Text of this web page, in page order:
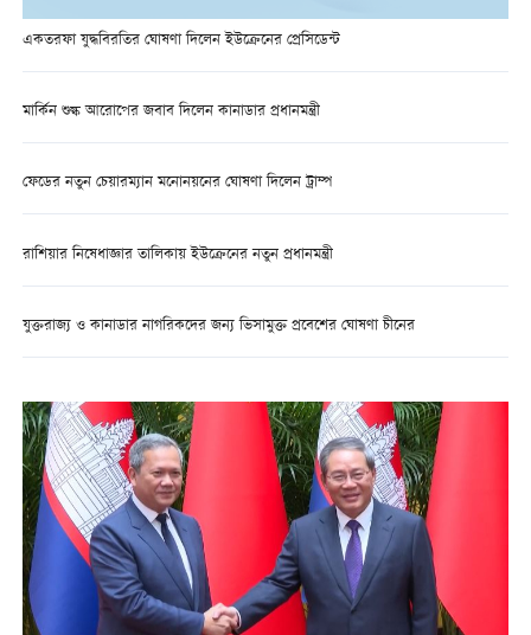
একতরফা যুদ্ধবিরতির ঘোষণা দিলেন ইউক্রেনের প্রেসিডেন্ট
মার্কিন শুল্ক আরোপের জবাব দিলেন কানাডার প্রধানমন্ত্রী
ফেডের নতুন চেয়ারম্যান মনোনয়নের ঘোষণা দিলেন ট্রাম্প
রাশিয়ার নিষেধাজ্ঞার তালিকায় ইউক্রেনের নতুন প্রধানমন্ত্রী
যুক্তরাজ্য ও কানাডার নাগরিকদের জন্য ভিসামুক্ত প্রবেশের ঘোষণা চীনের